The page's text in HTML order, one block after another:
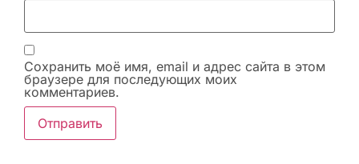
Сохранить моё имя, email и адрес сайта в этом
браузере для последующих моих
комментариев.